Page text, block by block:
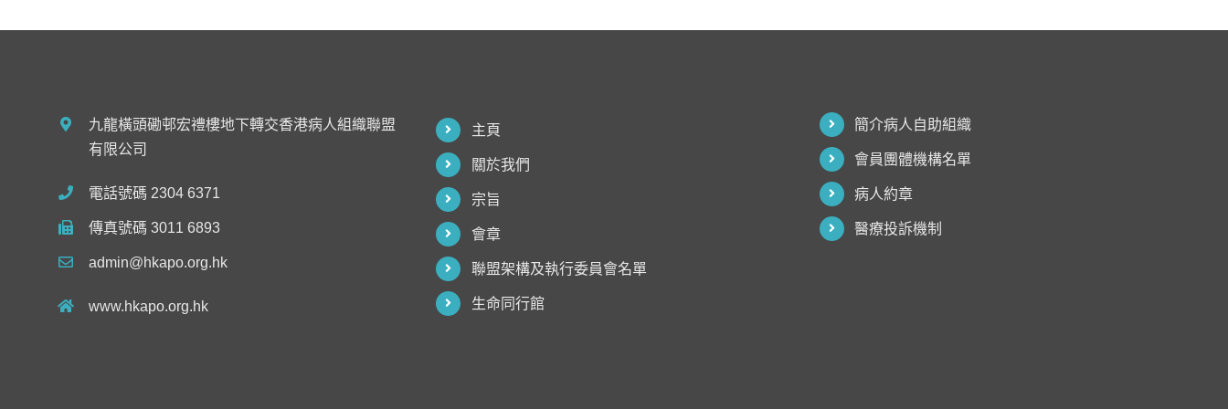
九龍橫頭磡邨宏禮樓地下轉交香港病人組織聯盟
有限公司
電話號碼 2304 6371
傳真號碼 3011 6893
admin@hkapo.org.hk
www.hkapo.org.hk
主頁
關於我們
宗旨
會章
聯盟架構及執行委員會名單
生命同行館
簡介病人自助組織
會員團體機構名單
病人約章
醫療投訴機制